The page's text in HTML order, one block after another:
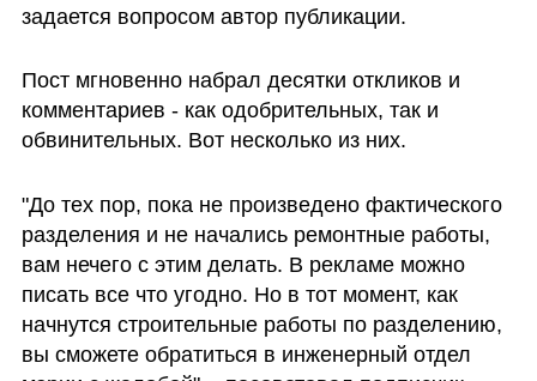
задается вопросом автор публикации.
Пост мгновенно набрал десятки откликов и
комментариев - как одобрительных, так и
обвинительных. Вот несколько из них.
"До тех пор, пока не произведено фактического
разделения и не начались ремонтные работы,
вам нечего с этим делать. В рекламе можно
писать все что угодно. Но в тот момент, как
начнутся строительные работы по разделению,
вы сможете обратиться в инженерный отдел